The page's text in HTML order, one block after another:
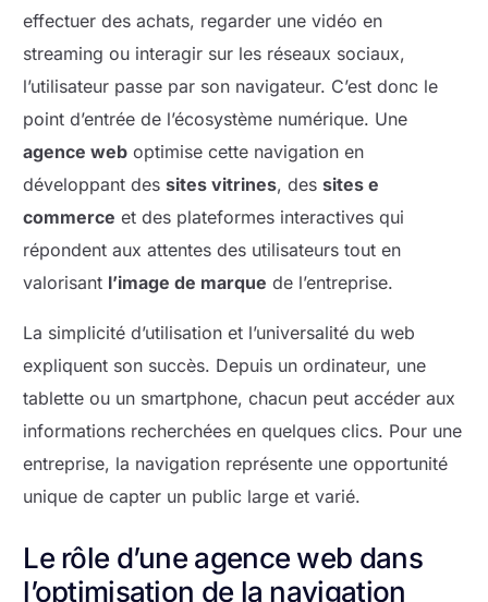
effectuer des achats, regarder une vidéo en
streaming ou interagir sur les réseaux sociaux,
l’utilisateur passe par son navigateur. C’est donc le
point d’entrée de l’écosystème numérique. Une
agence web optimise cette navigation en
développant dessites vitrines, dessites e
commerce et des plateformes interactives qui
répondent aux attentes des utilisateurs tout en
valorisant l’image de marque de l’entreprise.
La simplicité d’utilisation et l’universalité du web
expliquent son succès. Depuis un ordinateur, une
tablette ou un smartphone, chacun peut accéder aux
informations recherchées en quelques clics. Pour une
entreprise, la navigation représente une opportunité
unique de capter un public large et varié.
Le rôle d’une agence web dans
l’optimisation de la navigation